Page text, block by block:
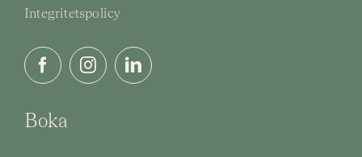
Integritetspolicy
Boka